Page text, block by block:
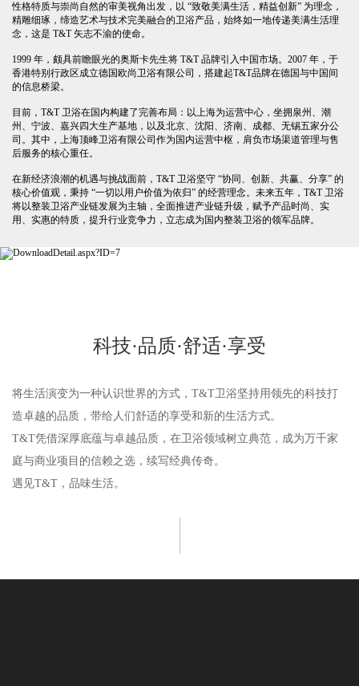
性格特质与崇尚自然的审美视角出发，以 “致敬美满生活，精益创新” 为理念，
精雕细琢，缔造艺术与技术完美融合的卫浴产品，始终如一地传递美满生活理
念，这是 T&T 矢志不渝的使命。
1999 年，颇具前瞻眼光的奥斯卡先生将 T&T 品牌引入中国市场。2007 年，于
香港特别行政区成立德国欧尚卫浴有限公司，搭建起T&T品牌在德国与中国间
的信息桥梁。
目前，T&T 卫浴在国内构建了完善布局：以上海为运营中心，坐拥泉州、潮
州、宁波、嘉兴四大生产基地，以及北京、沈阳、济南、成都、无锡五家分公
司。其中，上海顶峰卫浴有限公司作为国内运营中枢，肩负市场渠道管理与售
后服务的核心重任。
在新经济浪潮的机遇与挑战面前，T&T 卫浴坚守 “协同、创新、共赢、分享” 的
核心价值观，秉持 “一切以用户价值为依归” 的经营理念。未来五年，T&T 卫浴
将以整装卫浴产业链发展为主轴，全面推进产业链升级，赋予产品时尚、实
用、实惠的特质，提升行业竞争力，立志成为国内整装卫浴的领军品牌。
科技·品质·舒适·享受
将生活演变为一种认识世界的方式，T&T卫浴坚持用领先的科技打
造卓越的品质，带给人们舒适的享受和新的生活方式。
T&T凭借深厚底蕴与卓越品质，在卫浴领域树立典范，成为万千家
庭与商业项目的信赖之选，续写经典传奇。
遇见T&T，品味生活。